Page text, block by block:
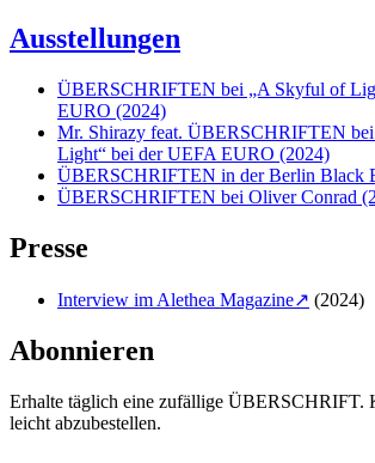
Ausstellungen
ÜBERSCHRIFTEN bei „A Skyful of
EURO (2024)
Mr. Shirazy feat. ÜBERSCHRIFTEN
Light“ bei der UEFA EURO (2024)
ÜBERSCHRIFTEN in der Berlin Black
ÜBERSCHRIFTEN bei Oliver Conrad
Presse
Interview im Alethea Magazine (2024)
Abonnieren
Erhalte täglich eine zufällige ÜBERSCHRIFT.
leicht abzubestellen.